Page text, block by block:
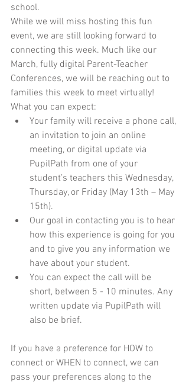
school.
While we will miss hosting this fun
event, we are still looking forward to
connecting this week. Much like our
March, fully digital Parent-Teacher
Conferences, we will be reaching out to
families this week to meet virtually!
What you can expect:
Your family will receive a phone call,
an invitation to join an online
meeting, or digital update via
PupilPath from one of your
student’s teachers this Wednesday,
Thursday, or Friday (May 13th – May
15th).
Our goal in contacting you is to hear
how this experience is going for you
and to give you any information we
have about your student.
You can expect the call will be
short, between 5 - 10 minutes. Any
written update via PupilPath will
also be brief.
If you have a preference for HOW to
connect or WHEN to connect, we can
pass your preferences along to the